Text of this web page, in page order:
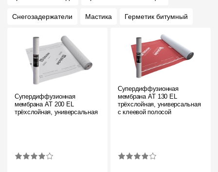
Снегозадержатели Мастика Герметик битумный
Супердиффузионная
мембрана АT 200 EL
трёхслойная, универсальная
Супердиффузионная
мембрана АT 130 EL
трёхслойная, универсальная
с клеевой полосой